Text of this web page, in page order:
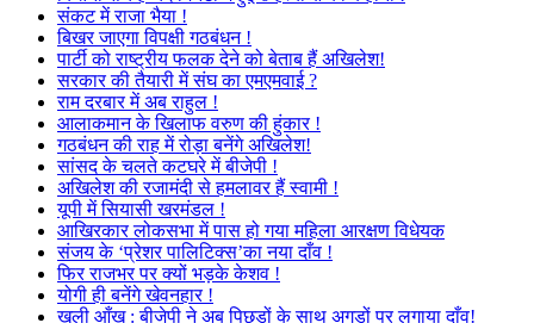
संकट में राजा भैया !
बिखर जाएगा विपक्षी गठबंधन !
पार्टी को राष्ट्रीय फलक देने को बेताब हैं अखिलेश!
सरकार की तैयारी में संघ का एमएमवाई ?
राम दरबार में अब राहुल !
आलाकमान के खिलाफ वरुण की हुंकार !
गठबंधन की राह में रोड़ा बनेंगे अखिलेश!
सांसद के चलते कटघरे में बीजेपी !
अखिलेश की रजामंदी से हमलावर हैं स्वामी !
यूपी में सियासी खरमंडल !
आखिरकार लोकसभा में पास हो गया महिला आरक्षण विधेयक
संजय के ‘प्रेशर पालिटिक्स’का नया दाँव !
फिर राजभर पर क्यों भड़के केशव !
योगी ही बनेंगे खेवनहार !
खुली आँख : बीजेपी ने अब पिछड़ों के साथ अगड़ों पर लगाया दाँव!